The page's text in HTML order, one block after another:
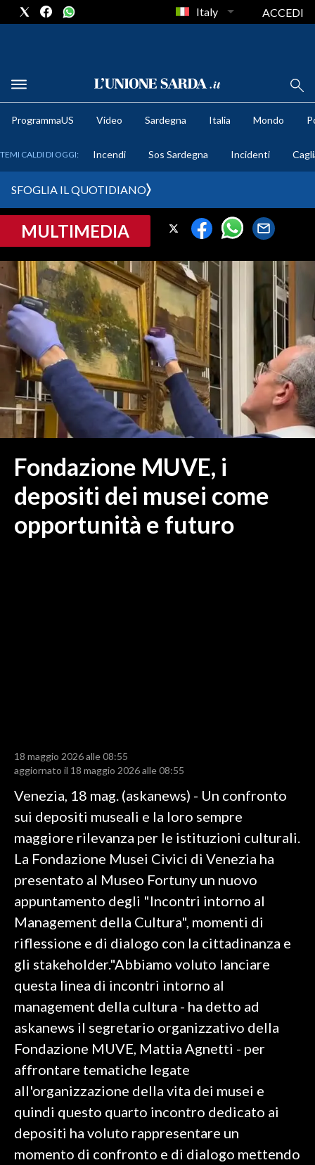
METEO
CRONACA SARDEGNA
PROVINCIA DI CAGLIARI
SULCIS IGLESIENTE
MEDIO CAMPIDANO
ORISTANO E PROVINCIA
SASSARI E PROVINCIA
GALLURA
NUORO E PROVINCIA
OGLIASTRA
ITALIA
MONDO
RISULTATI E CLASSIFICHE
CALCIO REGIONALE
BASKET
VOLLEY
MOTORI
TENNIS
ALTRI SPORT
CULTURA
SPETTACOLI
GOSSIP
SALUTE
SARDEGNA TURISMO
SARDI NEL MONDO
NOTIZIE
EVENTI
Italy ACCEDI
ProgrammaUS Video Sardegna Italia Mondo
TEMI CALDI DI OGGI: Incendi Sos Sardegna Incidenti
SFOGLIA IL QUOTIDIANO
MULTIMEDIA
Fondazione MUVE, i
depositi dei musei come
opportunità e futuro
18 maggio 2026 alle 08:55
aggiornato il 18 maggio 2026 alle 08:55
Venezia, 18 mag. (askanews) - Un confronto
sui depositi museali e la loro sempre
maggiore rilevanza per le istituzioni culturali.
La Fondazione Musei Civici di Venezia ha
presentato al Museo Fortuny un nuovo
appuntamento degli "Incontri intorno al
Management della Cultura", momenti di
riflessione e di dialogo con la cittadinanza e
gli stakeholder."Abbiamo voluto lanciare
questa linea di incontri intorno al
management della cultura - ha detto ad
askanews il segretario organizzativo della
Fondazione MUVE, Mattia Agnetti - per
affrontare tematiche legate
all'organizzazione della vita dei musei e
quindi questo quarto incontro dedicato ai
depositi ha voluto rappresentare un
momento di confronto e di dialogo mettendo